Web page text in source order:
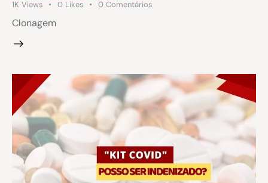
1K Views 0 Likes 0 Comentários
Clonagem